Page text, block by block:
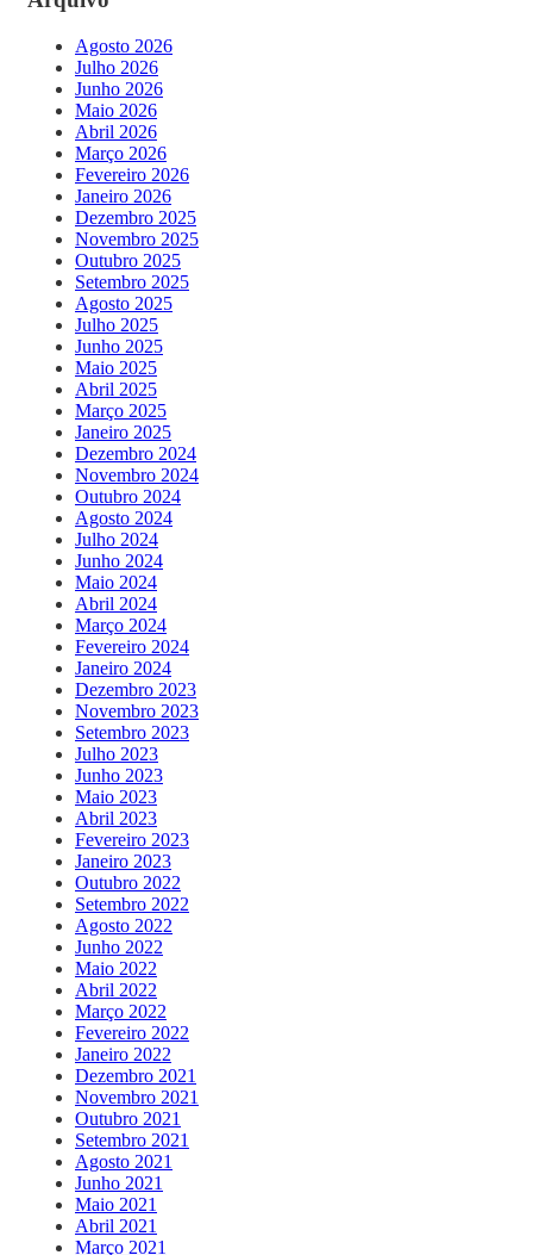
Agosto 2026
Julho 2026
Junho 2026
Maio 2026
Abril 2026
Março 2026
Fevereiro 2026
Janeiro 2026
Dezembro 2025
Novembro 2025
Outubro 2025
Setembro 2025
Agosto 2025
Julho 2025
Junho 2025
Maio 2025
Abril 2025
Março 2025
Janeiro 2025
Dezembro 2024
Novembro 2024
Outubro 2024
Agosto 2024
Julho 2024
Junho 2024
Maio 2024
Abril 2024
Março 2024
Fevereiro 2024
Janeiro 2024
Dezembro 2023
Novembro 2023
Setembro 2023
Julho 2023
Junho 2023
Maio 2023
Abril 2023
Fevereiro 2023
Janeiro 2023
Outubro 2022
Setembro 2022
Agosto 2022
Junho 2022
Maio 2022
Abril 2022
Março 2022
Fevereiro 2022
Janeiro 2022
Dezembro 2021
Novembro 2021
Outubro 2021
Setembro 2021
Agosto 2021
Junho 2021
Maio 2021
Abril 2021
Março 2021